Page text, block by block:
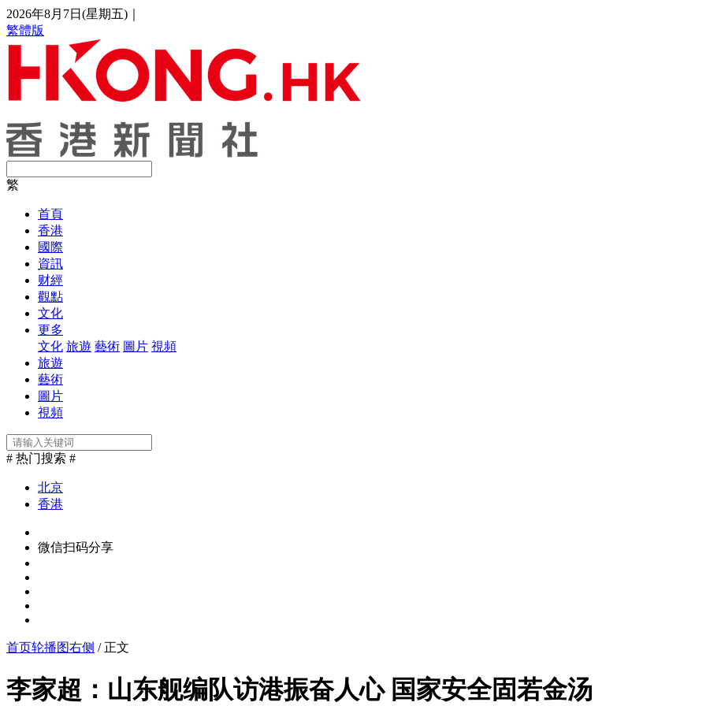
2026年8月7日(星期五)
繁體版
繁
首頁
香港
國際
資訊
财經
觀點
文化
更多
文化 旅遊 藝術 圖片 視頻
旅遊
藝術
圖片
視頻
# 热门搜索 #
北京
香港
微信扫码分享
首页轮播图右侧 / 正文
李家超：山东舰编队访港振奋人心 国家安全固若金汤